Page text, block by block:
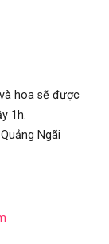
hoa sẽ được
1h.
Ngãi